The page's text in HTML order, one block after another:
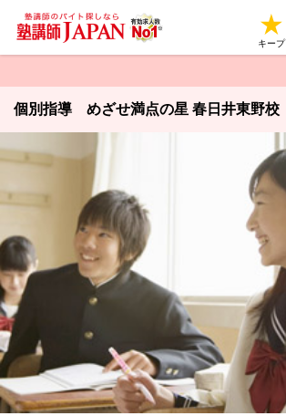
キープ
個別指導 めざせ満点の星 春日井東野校